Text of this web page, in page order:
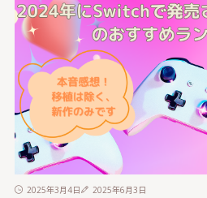
2025年3月4日 2025年6月3日